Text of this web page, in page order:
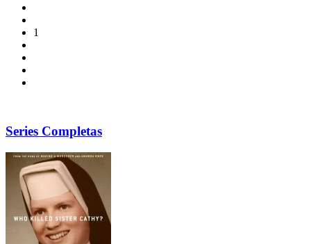
1
Series Completas